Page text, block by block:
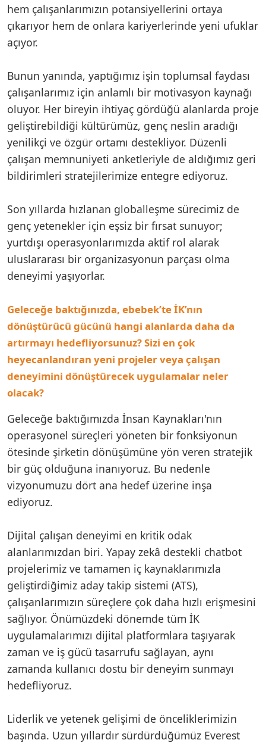
hem çalışanlarımızın potansiyellerini ortaya
çıkarıyor hem de onlara kariyerlerinde yeni ufuklar
açıyor.
Bunun yanında, yaptığımız işin toplumsal faydası
çalışanlarımız için anlamlı bir motivasyon kaynağı
oluyor. Her bireyin ihtiyaç gördüğü alanlarda proje
geliştirebildiği kültürümüz, genç neslin aradığı
yenilikçi ve özgür ortamı destekliyor. Düzenli
çalışan memnuniyeti anketleriyle de aldığımız geri
bildirimleri stratejilerimize entegre ediyoruz.
Son yıllarda hızlanan globalleşme sürecimiz de
genç yetenekler için eşsiz bir fırsat sunuyor;
yurtdışı operasyonlarımızda aktif rol alarak
uluslararası bir organizasyonun parçası olma
deneyimi yaşıyorlar.
Geleceğe baktığınızda, ebebek’te İK’nın
dönüştürücü gücünü hangi alanlarda daha da
artırmayı hedefliyorsunuz? Sizi en çok
heyecanlandıran yeni projeler veya çalışan
deneyimini dönüştürecek uygulamalar neler
olacak?
Geleceğe baktığımızda İnsan Kaynakları'nın
operasyonel süreçleri yöneten bir fonksiyonun
ötesinde şirketin dönüşümüne yön veren stratejik
bir güç olduğuna inanıyoruz. Bu nedenle
vizyonumuzu dört ana hedef üzerine inşa
ediyoruz.
Dijital çalışan deneyimi en kritik odak
alanlarımızdan biri. Yapay zekâ destekli chatbot
projelerimiz ve tamamen iç kaynaklarımızla
geliştirdiğimiz aday takip sistemi (ATS),
çalışanlarımızın süreçlere çok daha hızlı erişmesini
sağlıyor. Önümüzdeki dönemde tüm İK
uygulamalarımızı dijital platformlara taşıyarak
zaman ve iş gücü tasarrufu sağlayan, aynı
zamanda kullanıcı dostu bir deneyim sunmayı
hedefliyoruz.
Liderlik ve yetenek gelişimi de önceliklerimizin
başında. Uzun yıllardır sürdürdüğümüz Everest